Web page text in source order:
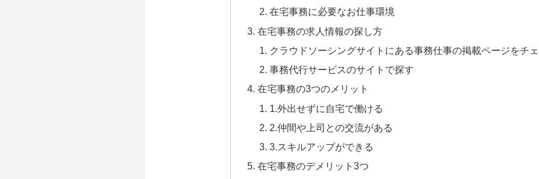
在宅事務に必要なお仕事環境
在宅事務の求人情報の探し方
クラウドソーシングサイトにある事務仕事の掲載ページをチ
事務代行サービスのサイトで探す
在宅事務の3つのメリット
1.外出せずに自宅で働ける
2.仲間や上司との交流がある
3.スキルアップができる
在宅事務のデメリット3つ